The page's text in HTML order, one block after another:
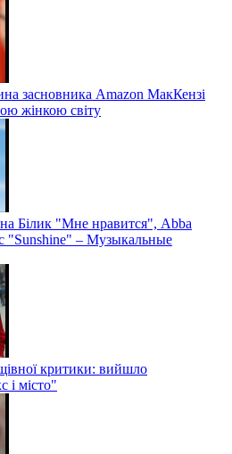
засновника Amazon МакКензі
жінкою світу
Білик "Мне нравится", Abba
"Sunshine" – Музыкальные
критики: вийшло
і місто"